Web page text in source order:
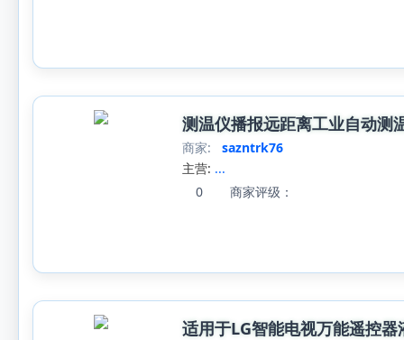
测温仪播报远距离工业自动测
商家:
sazntrk76
主营: ...
0
商家评级：
适用于LG智能电视万能遥控